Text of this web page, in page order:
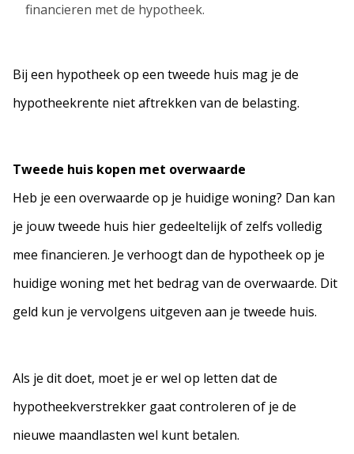
financieren met de hypotheek.
Bij een hypotheek op een tweede huis mag je de
hypotheekrente niet aftrekken van de belasting.
Tweede huis kopen met overwaarde
Heb je een overwaarde op je huidige woning? Dan kan
je jouw tweede huis hier gedeeltelijk of zelfs volledig
mee financieren. Je verhoogt dan de hypotheek op je
huidige woning met het bedrag van de overwaarde. Dit
geld kun je vervolgens uitgeven aan je tweede huis.
Als je dit doet, moet je er wel op letten dat de
hypotheekverstrekker gaat controleren of je de
nieuwe maandlasten wel kunt betalen.